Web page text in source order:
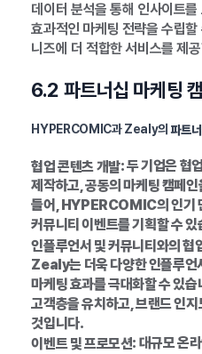
데이터 분석을 통해 인사이트
효과적인 마케팅 전략을 수립할
니즈에 더 적합한 서비스를 제
6.2 파트너십 마케팅
HYPERCOMIC과 Zealy의파트
협업 콘텐츠 개발: 두 기업은 협
제작하고, 공동의 마케팅 캠페
들어, HYPERCOMIC의 인기
커뮤니티 이벤트를 기획할 수 있
인플루언서 및 커뮤니티와의 협
Zealy는 더욱 다양한 인플루언
마케팅 효과를 극대화할 수 있
고객층을 유치하고, 브랜드 인
것입니다.
이벤트 및 프로모션: 대규모 온